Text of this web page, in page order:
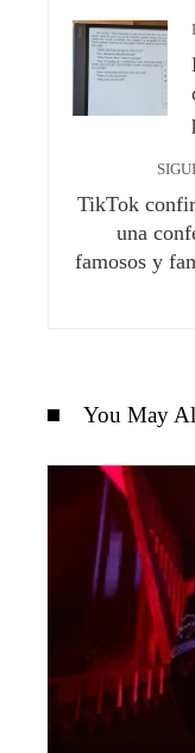
TikTok
una
famosos y
You May